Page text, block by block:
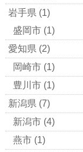
岩手県 (1)
盛岡市 (1)
愛知県 (2)
岡崎市 (1)
豊川市 (1)
新潟県 (7)
新潟市 (4)
燕市 (1)